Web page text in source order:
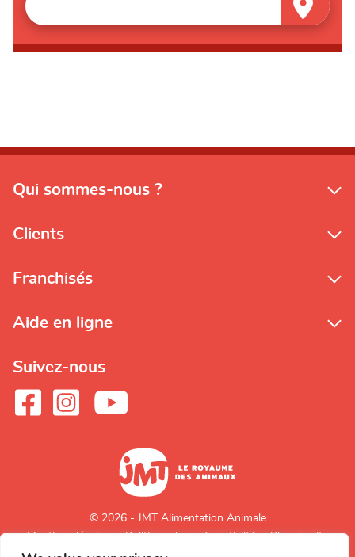
Qui sommes-nous ?
Clients
Franchisés
Aide en ligne
Suivez-nous
© 2026 - JMT Alimentation Animale
Mentions légales
Politique de confidentialité Plan du site